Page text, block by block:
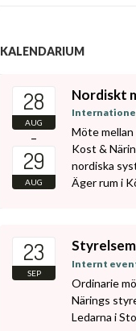
KALENDARIUM
28
AUG
–
29
AUG
Nordiskt
Möte
Kost &
nordiska
Äger rum i
23
SEP
Internt
Ordinarie
Närings
Ledarna i